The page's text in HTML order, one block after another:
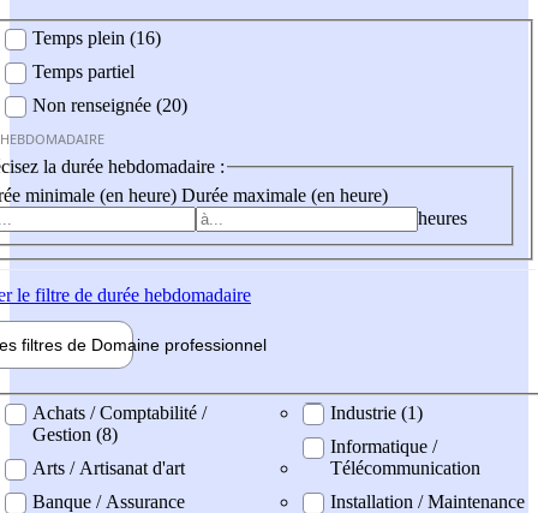
Temps plein (16)
Temps partiel
Non renseignée (20)
la durée hebdomadaire :
minimale (en heure) Durée maximale (en heure)
heures
le filtre de durée hebdomadaire
filtres de Domaine professionnel
professionel
Achats / Comptabilité /
Gestion (8)
Arts / Artisanat d'art
Banque / Assurance
Industrie (1)
Informatique /
Télécommunication
Installation / Maintenance